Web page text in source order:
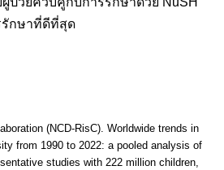
รักษาที่ดีที่สุด
(NCD-RisC). Worldwide trends in
from 1990 to 2022: a pooled analysis of
studies with 222 million children,